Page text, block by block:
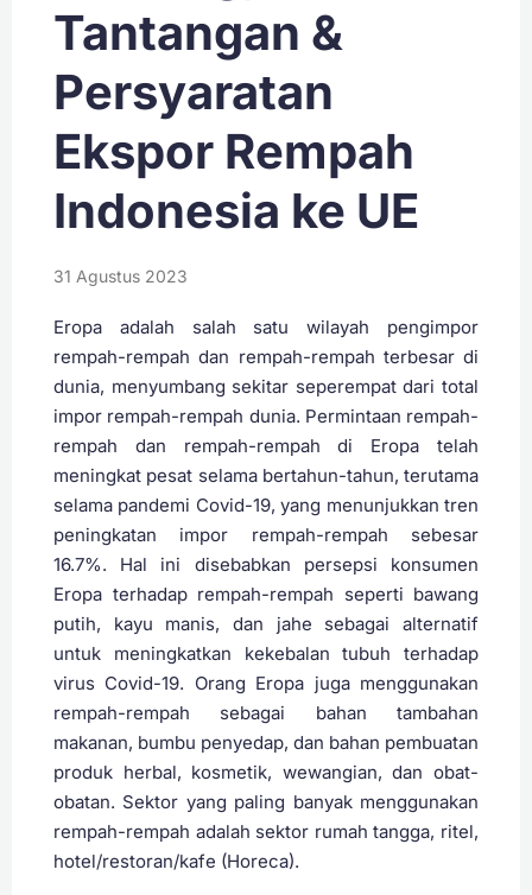
Tantangan &
Persyaratan
Ekspor Rempah
Indonesia ke UE
31 Agustus 2023
Eropa adalah salah satu wilayah pengimpor
rempah-rempah dan rempah-rempah terbesar di
dunia, menyumbang sekitar seperempat dari total
impor rempah-rempah dunia. Permintaan rempah-
rempah dan rempah-rempah di Eropa telah
meningkat pesat selama bertahun-tahun, terutama
selama pandemi Covid-19, yang menunjukkan tren
peningkatan impor rempah-rempah sebesar
16.7%. Hal ini disebabkan persepsi konsumen
Eropa terhadap rempah-rempah seperti bawang
putih, kayu manis, dan jahe sebagai alternatif
untuk meningkatkan kekebalan tubuh terhadap
virus Covid-19. Orang Eropa juga menggunakan
rempah-rempah sebagai bahan tambahan
makanan, bumbu penyedap, dan bahan pembuatan
produk herbal, kosmetik, wewangian, dan obat-
obatan. Sektor yang paling banyak menggunakan
rempah-rempah adalah sektor rumah tangga, ritel,
hotel/restoran/kafe (Horeca).